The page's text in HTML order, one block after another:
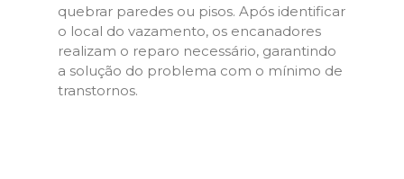
quebrar paredes ou pisos. Após identificar
o local do vazamento, os encanadores
realizam o reparo necessário, garantindo
a solução do problema com o mínimo de
transtornos.